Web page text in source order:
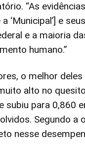
“As
a ‘Municipal’] e
e a maioria
humano.”
o melhor
alto no
subiu para 0,860
Segundo a
nesse